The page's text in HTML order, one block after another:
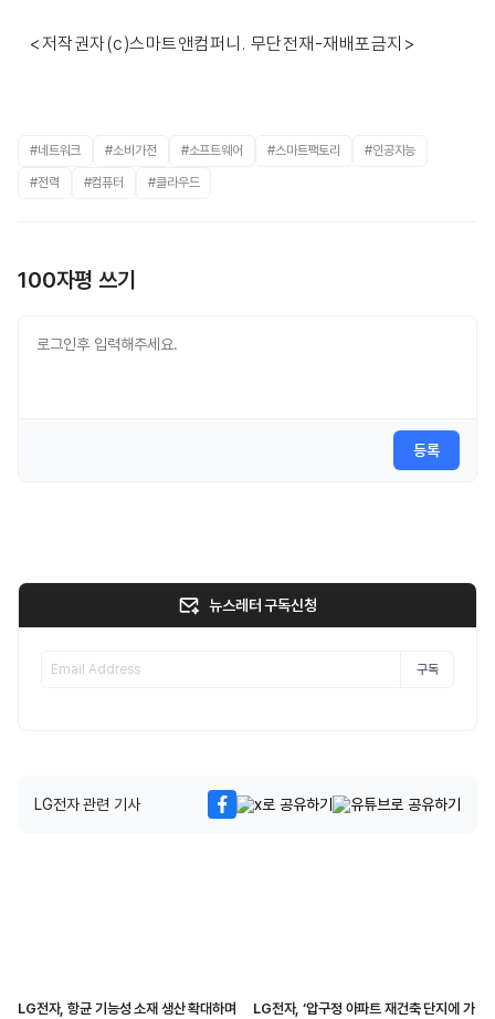
<저작권자(c)스마트앤컴퍼니. 무단전재-재배포금지>
#네트워크 #소비가전 #소프트웨어 #스마트팩토리 #인공지능
#전력 #컴퓨터 #클라우드
100자평 쓰기
등록
뉴스레터 구독신청
구독
LG전자 관련 기사
LG전자, 항균 기능성 소재 생산 확대하며 LG전자, ‘압구정 아파트 재건축 단지에 가